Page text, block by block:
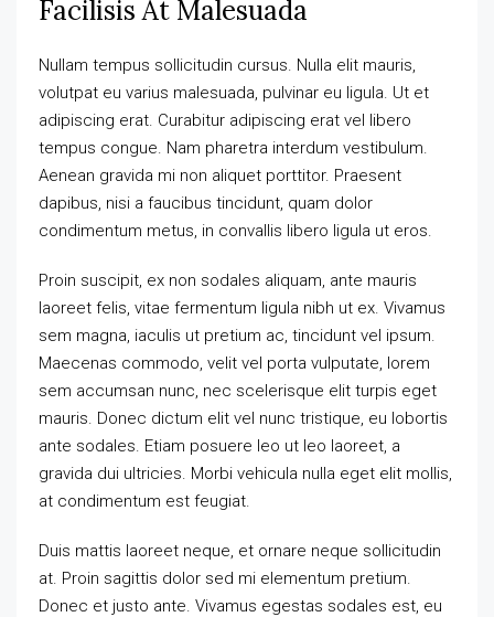
Facilisis At Malesuada
Nullam tempus sollicitudin cursus. Nulla elit mauris,
volutpat eu varius malesuada, pulvinar eu ligula. Ut et
adipiscing erat. Curabitur adipiscing erat vel libero
tempus congue. Nam pharetra interdum vestibulum.
Aenean gravida mi non aliquet porttitor. Praesent
dapibus, nisi a faucibus tincidunt, quam dolor
condimentum metus, in convallis libero ligula ut eros.
Proin suscipit, ex non sodales aliquam, ante mauris
laoreet felis, vitae fermentum ligula nibh ut ex. Vivamus
sem magna, iaculis ut pretium ac, tincidunt vel ipsum.
Maecenas commodo, velit vel porta vulputate, lorem
sem accumsan nunc, nec scelerisque elit turpis eget
mauris. Donec dictum elit vel nunc tristique, eu lobortis
ante sodales. Etiam posuere leo ut leo laoreet, a
gravida dui ultricies. Morbi vehicula nulla eget elit mollis,
at condimentum est feugiat.
Duis mattis laoreet neque, et ornare neque sollicitudin
at. Proin sagittis dolor sed mi elementum pretium.
Donec et justo ante. Vivamus egestas sodales est, eu